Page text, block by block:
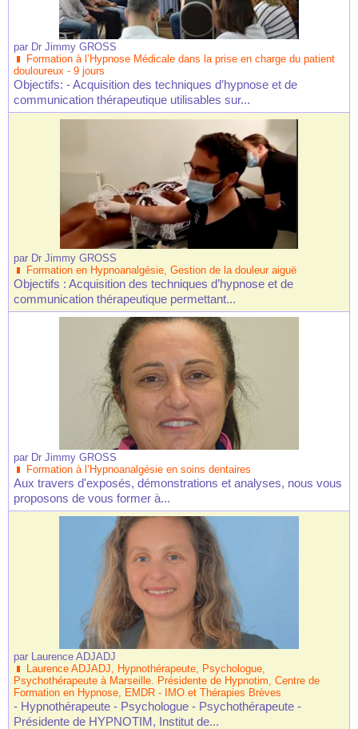
par Dr Jimmy GROSS
Formation à l’Hypnose Médicale dans la prise en charge du patient
douloureux - 9 jours
Objectifs: - Acquisition des techniques d’hypnose et de
communication thérapeutique utilisables sur...
par Dr Jimmy GROSS
Formation en Hypnoanalgésie, Gestion de la douleur aiguë
Objectifs : Acquisition des techniques d’hypnose et de
communication thérapeutique permettant...
par Dr Jimmy GROSS
Formation à l’Hypnoanalgésie en soins dentaires
Aux travers d'exposés, démonstrations et analyses, nous vous
proposons de vous former à...
par Laurence ADJADJ
Laurence ADJADJ, Hypnothérapeute, Psychologue,
Psychothérapeute à Marseille. Présidente de Hypnotim, Centre de
Formation en Hypnose, EMDR - IMO et Thérapies Brèves
- Hypnothérapeute - Psychologue - Psychothérapeute -
Présidente de HYPNOTIM, Institut de...